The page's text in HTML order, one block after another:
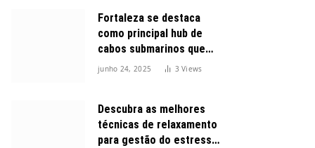
Fortaleza se destaca
como principal hub de
cabos submarinos que
conectam o Brasil ao
junho 24, 2025 3Views
Descubra as melhores
técnicas de relaxamento
para gestão do estresse